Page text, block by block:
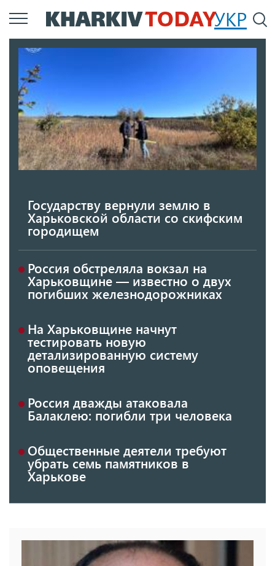
Перейти
к
УКР
Государству вернули землю в
Харьковской области со скифским
городищем
Россия обстреляла вокзал на
Харьковщине — известно о двух
погибших железнодорожниках
На Харьковщине начнут
тестировать новую
детализированную систему
оповещения
Россия дважды атаковала
Балаклею: погибли три человека
Общественные деятели требуют
убрать семь памятников в
Харькове